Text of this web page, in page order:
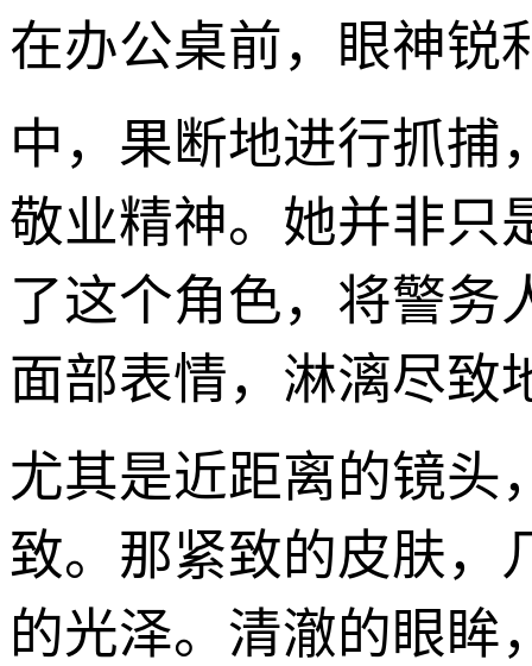
在办公桌前，眼神锐
中，果断地进行抓捕
敬业精神。她并非只
了这个角色，将警务
面部表情，淋漓尽致
尤其是近距离的镜头
致。那紧致的皮肤，
的光泽。清澈的眼眸